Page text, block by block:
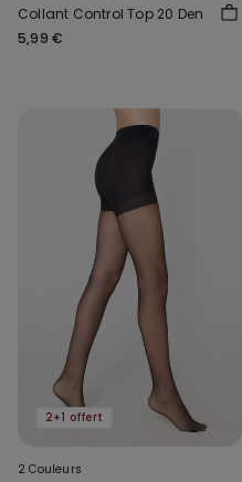
Collant Control Top 20 Den
5,99 €
2+1 offert
2 Couleurs